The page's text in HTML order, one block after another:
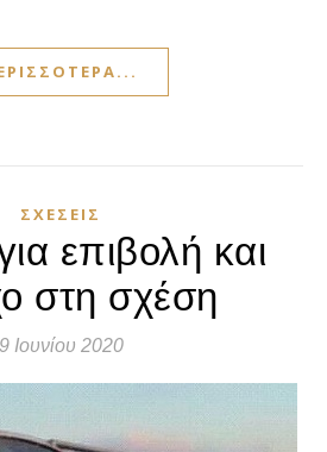
ΣΧΈΣΕΙΣ
επιβολή και
στη σχέση
9 Ιουνίου 2020